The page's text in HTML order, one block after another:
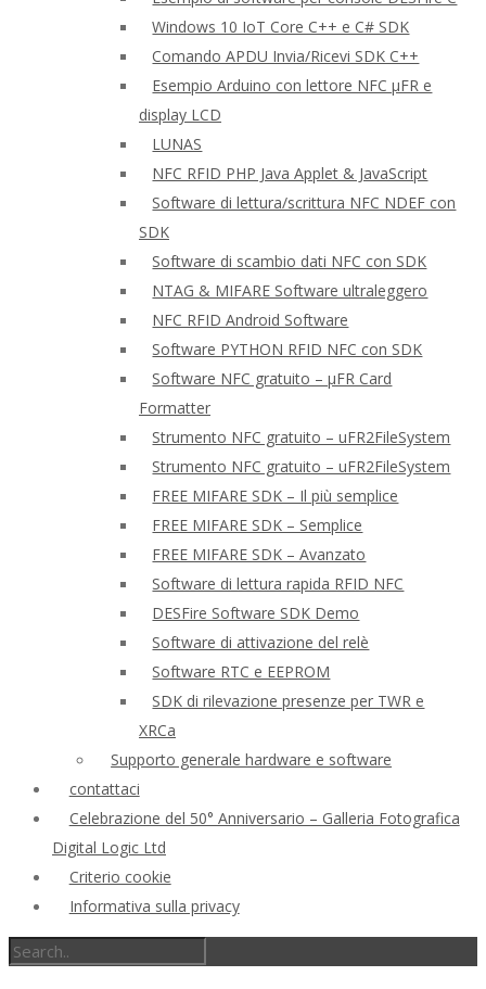
Windows 10 IoT Core C++ e C# SDK
Comando APDU Invia/Ricevi SDK C++
Esempio Arduino con lettore NFC μFR e
display LCD
LUNAS
NFC RFID PHP Java Applet & JavaScript
Software di lettura/scrittura NFC NDEF con
SDK
Software di scambio dati NFC con SDK
NTAG & MIFARE Software ultraleggero
NFC RFID Android Software
Software PYTHON RFID NFC con SDK
Software NFC gratuito – μFR Card
Formatter
Strumento NFC gratuito – uFR2FileSystem
Strumento NFC gratuito – uFR2FileSystem
FREE MIFARE SDK – Il più semplice
FREE MIFARE SDK – Semplice
FREE MIFARE SDK – Avanzato
Software di lettura rapida RFID NFC
DESFire Software SDK Demo
Software di attivazione del relè
Software RTC e EEPROM
SDK di rilevazione presenze per TWR e
XRCa
Supporto generale hardware e software
contattaci
Celebrazione del 50° Anniversario – Galleria Fotografica
Digital Logic Ltd
Criterio cookie
Informativa sulla privacy